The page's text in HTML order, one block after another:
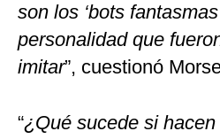
son los ‘bots
personalidad que
imitar”, cuestionó
“¿Qué sucede si